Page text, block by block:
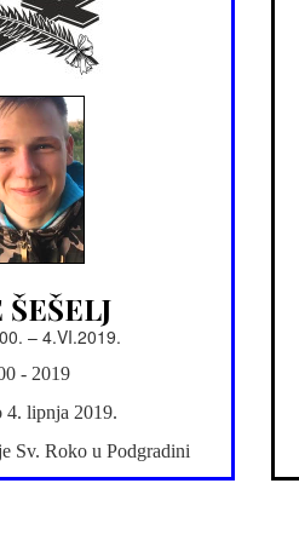
ŠEŠELJ
– 4.VI.2019.
- 2019
4. lipnja 2019.
Sv. Roko u Podgradini